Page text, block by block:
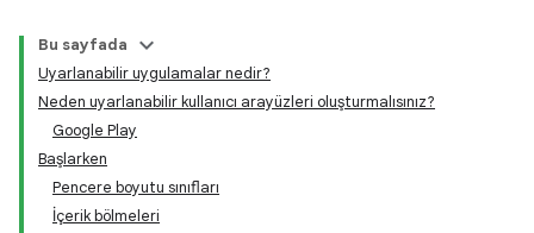
Bu sayfada
Uyarlanabilir uygulamalar nedir?
Neden uyarlanabilir kullanıcı arayüzleri oluşturmalısınız?
Google Play
Başlarken
Pencere boyutu sınıfları
İçerik bölmeleri